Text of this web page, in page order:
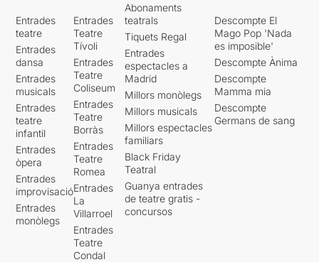
Entrades
teatre
Entrades
dansa
Entrades
musicals
Entrades
teatre
infantil
Entrades
òpera
Entrades
improvisació
Entrades
monòlegs
Entrades
Teatre
Tívoli
Entrades
Teatre
Coliseum
Entrades
Teatre
Borràs
Entrades
Teatre
Romea
Entrades
La
Villarroel
Entrades
Teatre
Condal
Abonaments
teatrals
Tiquets Regal
Entrades
espectacles a
Madrid
Millors monòlegs
Millors musicals
Millors espectacles
familiars
Black Friday
Teatral
Guanya entrades
de teatre gratis -
concursos
Descompte El
Mago Pop 'Nada
es imposible'
Descompte Ànima
Descompte
Mamma mia
Descompte
Germans de sang